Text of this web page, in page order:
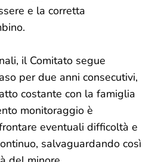
e la corretta
il Comitato segue
per due anni consecutivi,
costante con la famiglia
monitoraggio è
eventuali difficoltà e
salvaguardando così